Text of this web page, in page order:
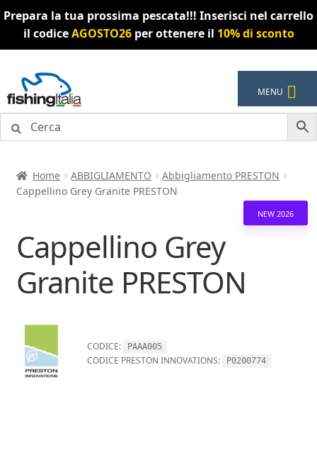
Prepara la tua prossima pescata!!! Inserisci nel carrello
il codiceAGOSTO26per ottenere il 10% di sconto
alla
navigazione
al
contenuto
MENU
Home ABBIGLIAMENTO
Abbigliamento PRESTON
Cappellino Grey Granite PRESTON
NEW 2026
Cappellino Grey
Granite PRESTON
CODICE: PAAA005
CODICE PRESTON INNOVATIONS: P0200774